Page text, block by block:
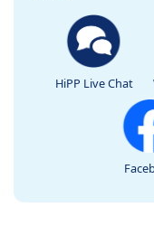
HiPP Live Chat